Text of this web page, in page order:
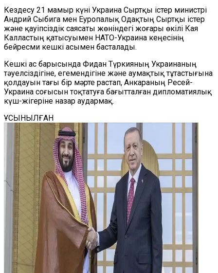
Кездесу 21 мамыр күні Украина Сыртқы істер министрі
Андрий Сыбига мен Еуропалық Одақтың Сыртқы істер
және қауіпсіздік саясаты жөніндегі жоғары өкілі Кая
Калластың қатысуымен НАТО-Украина кеңесінің
бейресми кешкі асымен басталады.
Кешкі ас барысында Фидан Түркияның Украинаның
тәуелсіздігіне, егемендігіне және аумақтық тұтастығына
қолдауын тағы бір мәрте растап, Анкараның Ресей-
Украина соғысын тоқтатуға бағытталған дипломатиялық
күш-жігеріне назар аудармақ.
ҰСЫНЫЛҒАН